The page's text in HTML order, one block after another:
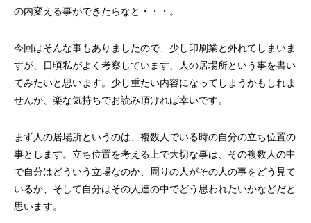
第145回 再熱した「推し活」
2026.06.15
の内変える事ができたらなと・・・。
今回はそんな事もありましたので、少し印刷業と外れてしまいま
すが、日頃私がよく考察しています、人の居場所という事を書い
てみたいと思います。少し重たい内容になってしまうかもしれま
せんが、楽な気持ちでお読み頂ければ幸いです。
まず人の居場所というのは、複数人でいる時の自分の立ち位置の
事とします。立ち位置を考える上で大切な事は、その複数人の中
で自分はどういう立場なのか、周りの人がその人の事をどう見て
いるか、そして自分はその人達の中でどう思われたいかなどだと
思います。